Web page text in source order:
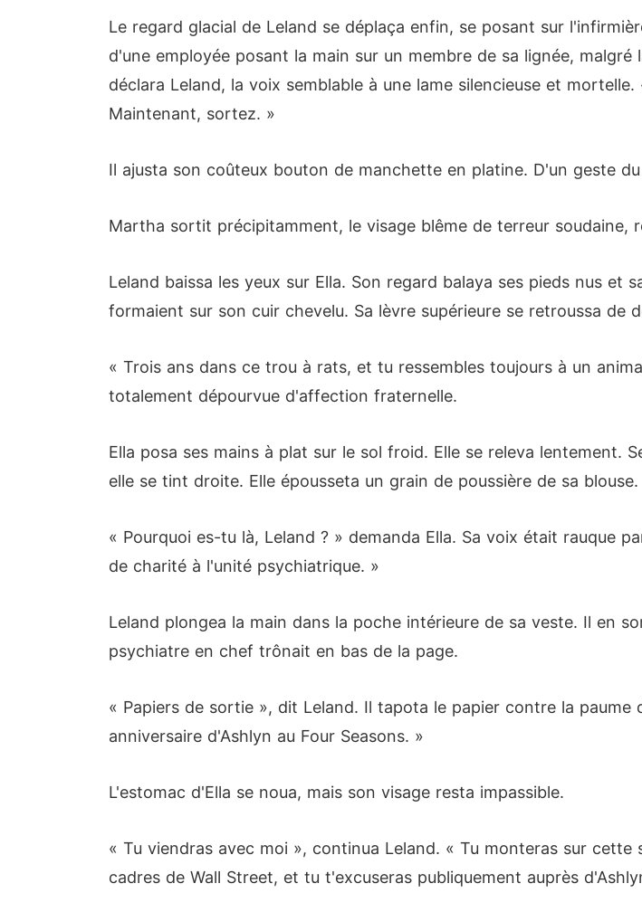
Le regard glacial de Leland se déplaça enfin, se posant sur
d'une employée posant la main sur un membre de sa lignée,
déclara Leland, la voix semblable à une lame silencieuse et
Maintenant, sortez. »
Il ajusta son coûteux bouton de manchette en platine. D'un geste
Martha sortit précipitamment, le visage blême de terreur soudaine,
Leland baissa les yeux sur Ella. Son regard balaya ses pieds nus et
formaient sur son cuir chevelu. Sa lèvre supérieure se retroussa de
« Trois ans dans ce trou à rats, et tu ressembles toujours à un
totalement dépourvue d'affection fraternelle.
Ella posa ses mains à plat sur le sol froid. Elle se releva lentement.
elle se tint droite. Elle épousseta un grain de poussière de sa blouse.
« Pourquoi es-tu là, Leland ? » demanda Ella. Sa voix était rauque
de charité à l'unité psychiatrique. »
Leland plongea la main dans la poche intérieure de sa veste. Il en
psychiatre en chef trônait en bas de la page.
« Papiers de sortie », dit Leland. Il tapota le papier contre la
anniversaire d'Ashlyn au Four Seasons. »
L'estomac d'Ella se noua, mais son visage resta impassible.
« Tu viendras avec moi », continua Leland. « Tu monteras sur
cadres de Wall Street, et tu t'excuseras publiquement auprès